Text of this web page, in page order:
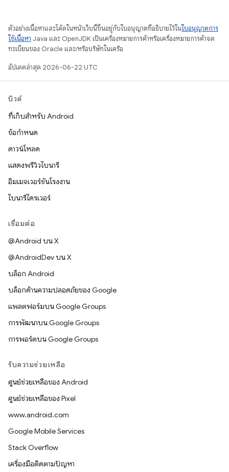
ตัวอย่างเนื้อหาและโค้ดในหน้าเว็บนี้ขึ้นอยู่กับใบอนุญาตที่อธิบายไว้ในใบอนุญาตการ
ใช้เนื้อหา Java และ OpenJDK เป็นเครื่องหมายการค้าหรือเครื่องหมายการค้าจด
ทะเบียนของ Oracle และ/หรือบริษัทในเครือ
อัปเดตล่าสุด 2026-06-22 UTC
บิวด์
ที่เก็บสำหรับ Android
ข้อกำหนด
ดาวน์โหลด
แสดงพรีวิวไบนารี
อิมเมจเวอร์ชันโรงงาน
ไบนารีไดรเวอร์
เชื่อมต่อ
@Android บน X
@AndroidDev บน X
บล็อก Android
บล็อกด้านความปลอดภัยของ Google
แพลตฟอร์มบน Google Groups
การพัฒนาบน Google Groups
การพอร์ตบน Google Groups
รับความช่วยเหลือ
ศูนย์ช่วยเหลือของ Android
ศูนย์ช่วยเหลือของ Pixel
www.android.com
Google Mobile Services
Stack Overflow
เครื่องมือติดตามปัญหา